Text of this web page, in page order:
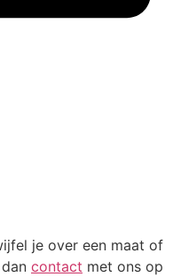
je over een maat of
contact met ons op